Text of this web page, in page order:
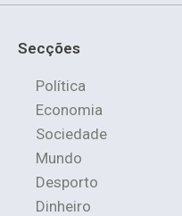
Secções
Política
Economia
Sociedade
Mundo
Desporto
Dinheiro